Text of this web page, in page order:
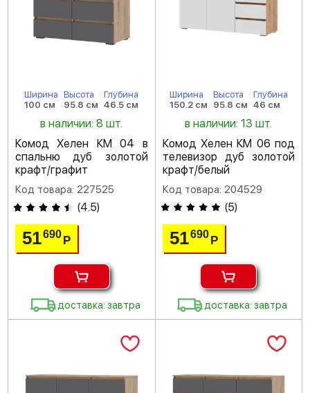
Ширина
100 см
Высота
95.8 см
Глубина
46.5 см
в наличии: 8 шт.
Комод Хелен КМ 04 в
спальню дуб золотой
крафт/графит
Код товара: 227525
(4.5)
51690Р
доставка: завтра
Ширина
150.2 см
Высота
95.8 см
Глубина
46 см
в наличии: 13 шт.
Комод Хелен КМ 06 под
телевизор дуб золотой
крафт/белый
Код товара: 204529
(5)
51690 Р
доставка: завтра